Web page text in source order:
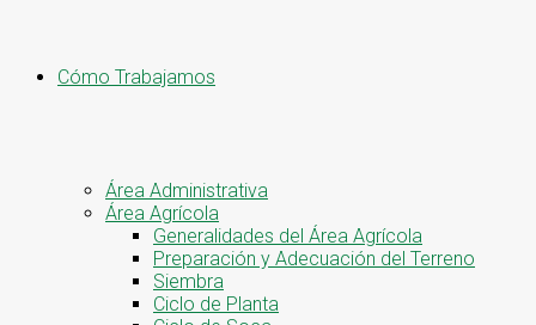
Cómo Trabajamos
Área Administrativa
Área Agrícola
Generalidades del Área Agrícola
Preparación y Adecuación del Terreno
Siembra
Ciclo de Planta